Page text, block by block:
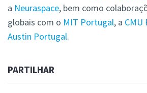
a Neuraspace, bem como
globais com o MIT Portugal, a CMU
Austin Portugal.
PARTILHAR